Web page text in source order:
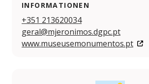
INFORMATIONEN
+351 213620034
geral@mjeronimos.dgpc.pt
www.museusemonumentos.pt